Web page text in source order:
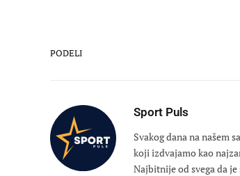
PODELI
Sport Puls
Svakog dana na našem
koji izdvajamo kao
Najbitnije od svega da